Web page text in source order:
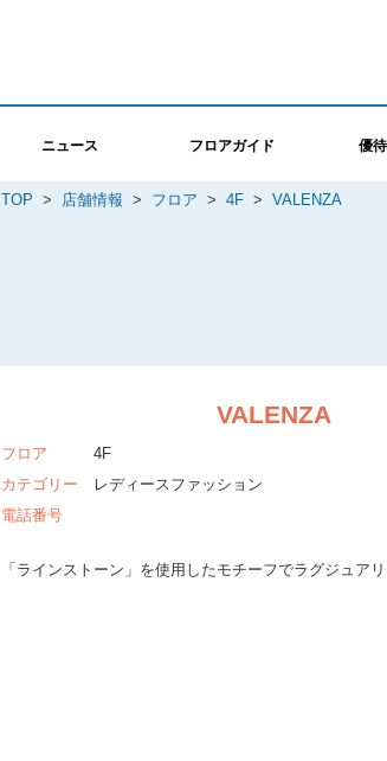
ニュース フロアガイド 優
TOP > 店舗情報 > フロア > 4F> VALENZA
VALENZA
フロア
4F
カテゴリー
レディースファッション
電話番号
「ラインストーン」を使用したモチーフでラグジュア